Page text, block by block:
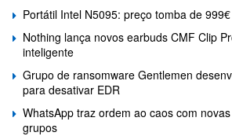
Portátil Intel N5095: preço tomba de
Nothing lança novos earbuds CMF Clip
inteligente
Grupo de ransomware Gentlemen
para desativar EDR
WhatsApp traz ordem ao caos com
grupos